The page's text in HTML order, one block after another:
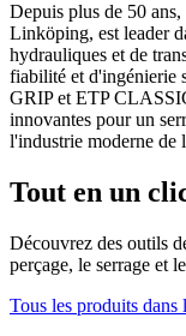
Depuis plus de 50
Linköping, est leader
hydrauliques et de
fiabilité et d'ingénierie
GRIP et ETP
innovantes pour un
l'industrie moderne de
Tout en un
Découvrez des outils
perçage, le serrage et
Tous les produits dans